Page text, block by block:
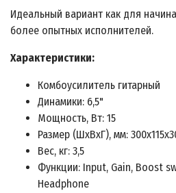
Идеальный вариант как для
более опытных исполнителей.
Характеристики:
Комбоусилитель гитарный
Динамики: 6,5"
Мощность, Вт: 15
Размер (ШхВхГ), мм:
Вес, кг: 3,5
Функции: Input, Gain, Boost
Headphone